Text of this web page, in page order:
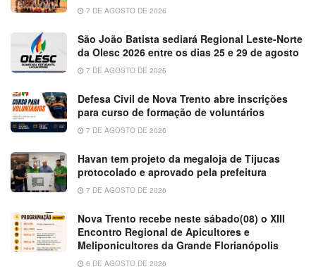
7 DE AGOSTO DE 2026
São João Batista sediará Regional Leste-Norte
da Olesc 2026 entre os dias 25 e 29 de agosto
7 DE AGOSTO DE 2026
Defesa Civil de Nova Trento abre inscrições
para curso de formação de voluntários
7 DE AGOSTO DE 2026
Havan tem projeto da megaloja de Tijucas
protocolado e aprovado pela prefeitura
7 DE AGOSTO DE 2026
Nova Trento recebe neste sábado(08) o XIII
Encontro Regional de Apicultores e
Meliponicultores da Grande Florianópolis
6 DE AGOSTO DE 2026